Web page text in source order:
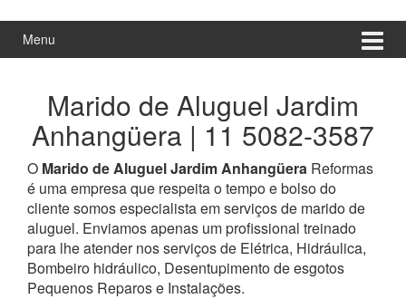
Menu
Marido de Aluguel Jardim
Anhangüera | 11 5082-3587
O Marido de Aluguel Jardim Anhangüera Reformas
é uma empresa que respeita o tempo e bolso do
cliente somos especialista em serviços de marido de
aluguel. Enviamos apenas um profissional treinado
para lhe atender nos serviços de Elétrica, Hidráulica,
Bombeiro hidráulico, Desentupimento de esgotos
Pequenos Reparos e Instalações.